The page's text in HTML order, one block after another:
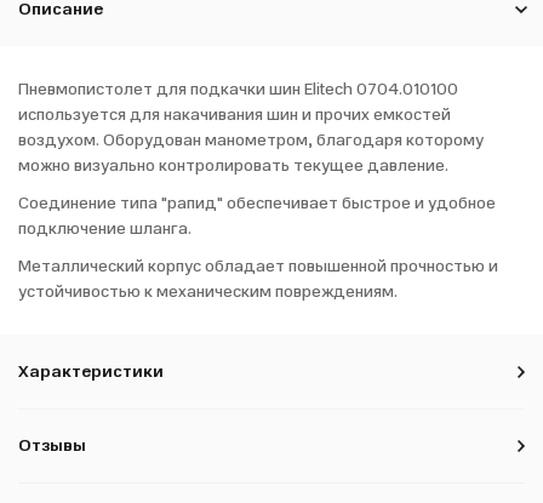
Описание
Пневмопистолет для подкачки шин Elitech 0704.010100
используется для накачивания шин и прочих емкостей
воздухом. Оборудован манометром, благодаря которому
можно визуально контролировать текущее давление.
Соединение типа "рапид" обеспечивает быстрое и удобное
подключение шланга.
Металлический корпус обладает повышенной прочностью и
устойчивостью к механическим повреждениям.
Характеристики
Отзывы